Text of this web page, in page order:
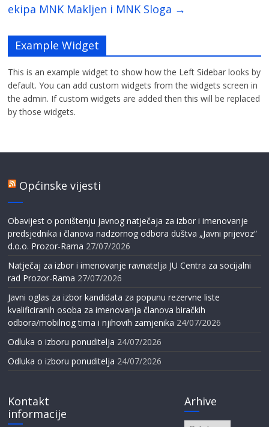
ekipa MNK Makljen i MNK Sloga →
Example Widget
This is an example widget to show how the Left Sidebar looks by
default. You can add custom widgets from the widgets screen in
the admin. If custom widgets are added then this will be replaced
by those widgets.
Općinske vijesti
Obavijest o poništenju javnog natječaja za izbor i imenovanje
predsjednika i članova nadzornog odbora duštva „Javni prijevoz“
d.o.o. Prozor-Rama 27/07/2026
Natječaj za izbor i imenovanje ravnatelja JU Centra za socijalni
rad Prozor-Rama 27/07/2026
Javni oglas za izbor kandidata za popunu rezervne liste
kvalificiranih osoba za imenovanja članova biračkih
odbora/mobilnog tima i njihovih zamjenika 24/07/2026
Odluka o izboru ponuditelja 24/07/2026
Odluka o izboru ponuditelja 24/07/2026
Kontakt
informacije
Arhive